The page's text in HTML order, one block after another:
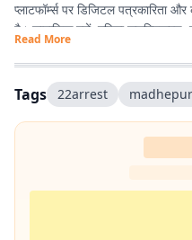
प्लाटफॉर्म्स पर डिजिटल पत्रकारिता
है। सामाजिक मुद्दों, महिला
पर लिखना उनकी विशेष रुचि का क्षेत्र
स्क्रिप्ट राइटिंग करती हैं तथा हिंदी
रखती हैं। प्रकृति से उनका विशेष लगाव
और जनसरोकार से जुड़ी पत्रकारिता
है।
Read More
Tags 22arrest